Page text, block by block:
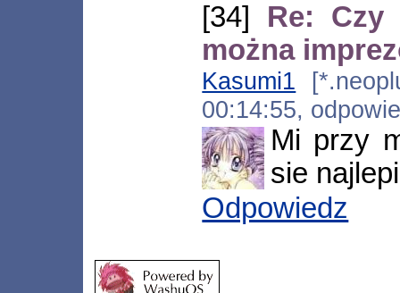
[34] Re: Czy
można
Kasumi1
00:14:55,
Mi przy
sie
Odpowiedz